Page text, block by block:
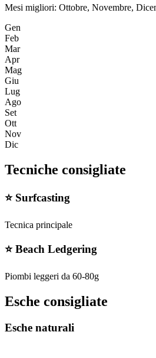
Mesi migliori: Ottobre, Novembre,
Gen
Feb
Mar
Apr
Mag
Giu
Lug
Ago
Set
Ott
Nov
Dic
Tecniche consigliate
⭐ Surfcasting
Tecnica principale
⭐Beach Ledgering
Piombi leggeri da 60-80g
Esche consigliate
Esche naturali